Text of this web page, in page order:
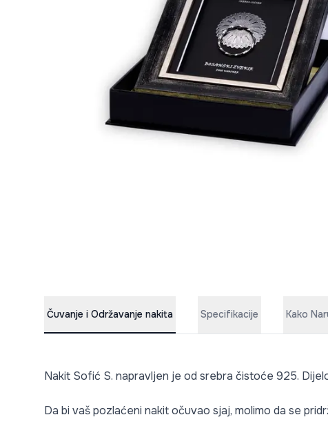
Čuvanje i Održavanje nakita Specifikacije Kako
Nakit Sofić S. napravljen je od srebra čistoće 925.
Da bi vaš pozlaćeni nakit očuvao sjaj, molimo da se